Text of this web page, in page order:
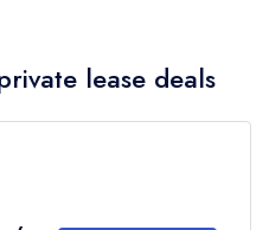
lease deals